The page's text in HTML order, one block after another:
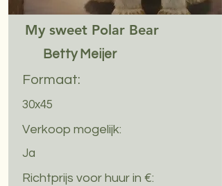
My sweet Polar Bear
Betty Meijer
Formaat:
30x45
Verkoop mogelijk:
Ja
Richtprijs voor huur in €: